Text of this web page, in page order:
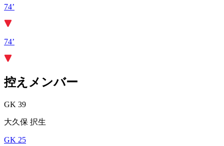
74’
74’
控えメンバー
GK 39
大久保 択生
GK 25